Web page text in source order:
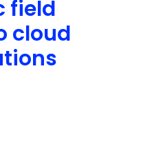
field
cloud